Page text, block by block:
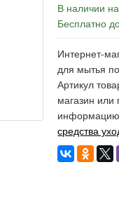
В наличии
Бесплатно
Интернет-
для мытья
Артикул
магазин
информацию
средства